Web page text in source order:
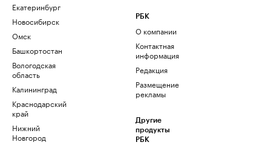
Екатеринбург
Новосибирск
Омск
Башкортостан
Вологодская
область
Калининград
Краснодарский
край
Нижний
Новгород
РБК
О компании
Контактная
информация
Редакция
Размещение
рекламы
Другие
продукты
РБК